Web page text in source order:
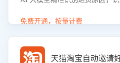
力商家优化产品或服务，实现销
免费开通，按量计费
天猫淘宝自动邀请